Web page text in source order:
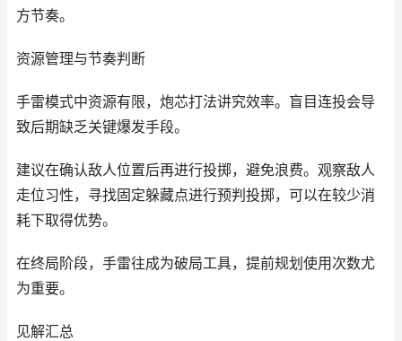
方节奏。
资源管理与节奏判断
手雷模式中资源有限，炮芯打法讲究效率。盲目连投会导
致后期缺乏关键爆发手段。
建议在确认敌人位置后再进行投掷，避免浪费。观察敌人
走位习性，寻找固定躲藏点进行预判投掷，可以在较少消
耗下取得优势。
在终局阶段，手雷往成为破局工具，提前规划使用次数尤
为重要。
见解汇总